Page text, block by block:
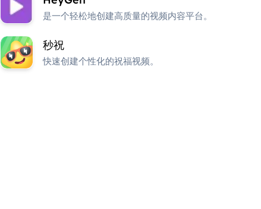
是一个轻松地创建高质量的视频内容平台。
秒祝
快速创建个性化的祝福视频。